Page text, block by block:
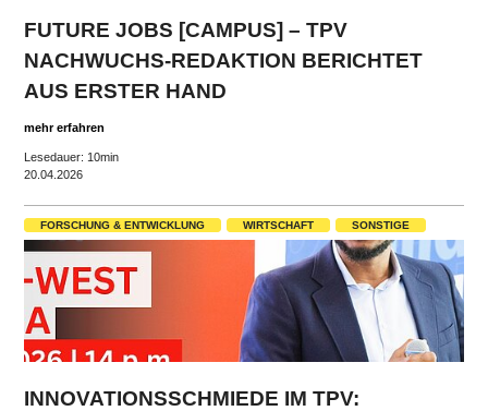
FUTURE JOBS [CAMPUS] – TPV
NACHWUCHS-REDAKTION BERICHTET
AUS ERSTER HAND
mehr erfahren
Lesedauer: 10min
20.04.2026
FORSCHUNG & ENTWICKLUNG WIRTSCHAFT SONSTIGE
INNOVATIONSSCHMIEDE IM TPV: